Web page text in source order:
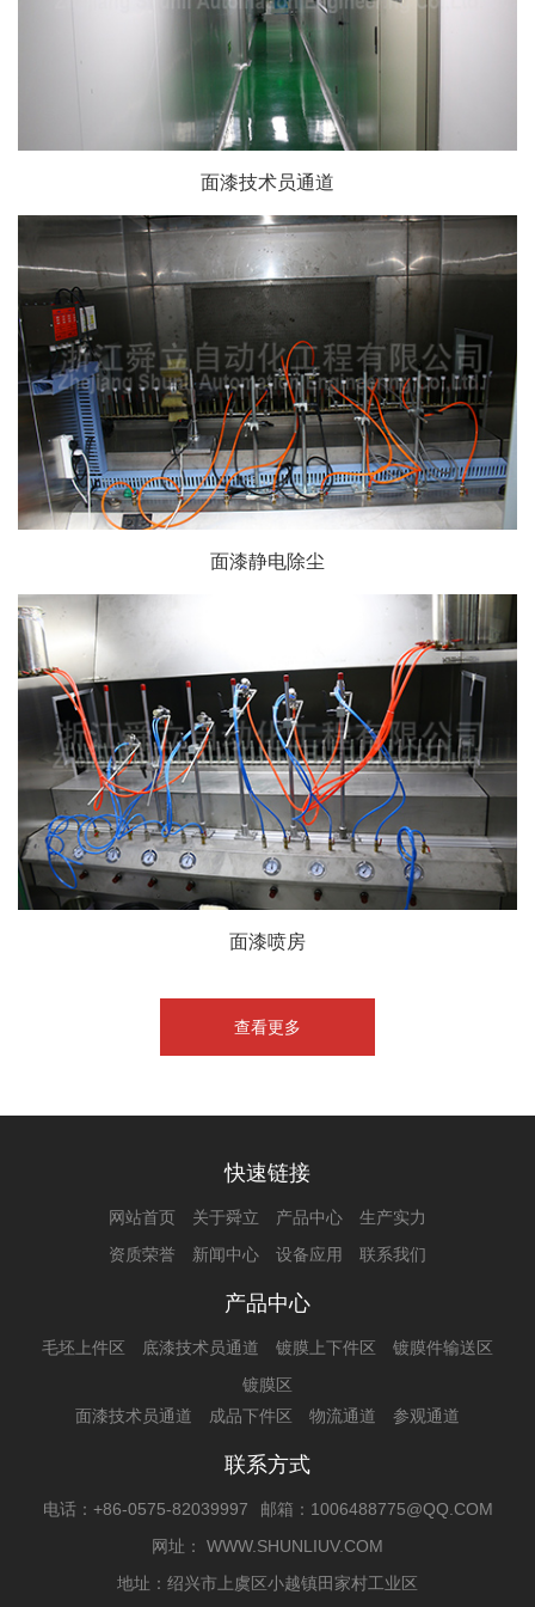
面漆技术员通道
面漆静电除尘
面漆喷房
查看更多
快速链接
网站首页 关于舜立 产品中心
生产实力
资质荣誉
新闻中心 设备应用 联系我们
产品中心
毛坯上件区 底漆技术员通道 镀膜上下件区
镀膜件输送区
镀膜区
面漆技术员通道
成品下件区 物流通道 参观通道
联系方式
电话：+86-0575-82039997
邮箱：1006488775@QQ.COM
网址： WWW.SHUNLIUV.COM
地址：绍兴市上虞区小越镇田家村工业区